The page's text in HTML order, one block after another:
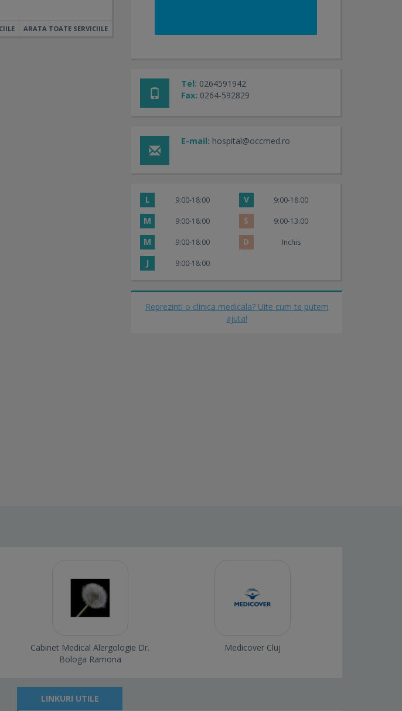
ARATA TOATE SERVICIILE
Tel: 0264591942
Fax: 0264-592829
E-mail: hospital@occmed.ro
L 9:00-18:00 V 9:00-18:00
M 9:00-18:00 S 9:00-13:00
M 9:00-18:00 D Inchis
J 9:00-18:00
Reprezinti o clinica medicala? Uite cum te putem
ajuta!
Cabinet Medical Alergologie Dr.
Bologa Ramona
Medicover Cluj
LINKURI UTILE